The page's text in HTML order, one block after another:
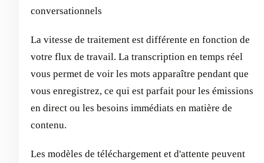
conversationnels
La vitesse de traitement est différente en fonction de
votre flux de travail. La transcription en temps réel
vous permet de voir les mots apparaître pendant que
vous enregistrez, ce qui est parfait pour les émissions
en direct ou les besoins immédiats en matière de
contenu.
Les modèles de téléchargement et d'attente peuvent